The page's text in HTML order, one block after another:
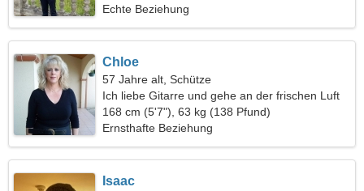
Echte Beziehung
Chloe
57 Jahre alt, Schütze
Ich liebe Gitarre und gehe an der frischen Luft
spazieren
168 cm (5'7"), 63 kg (138 Pfund)
Ernsthafte Beziehung
Isaac